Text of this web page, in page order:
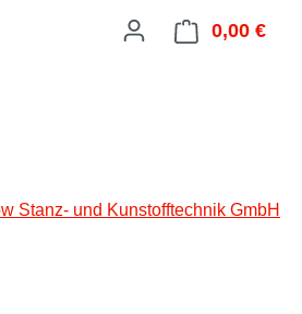
0,00 €
Stanz- und Kunstofftechnik GmbH